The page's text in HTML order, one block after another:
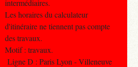
intermédiaires.
Les horaires du calculateur
d'itinéraire ne tiennent pas compte
des travaux.
Motif : travaux.
Ligne D : Paris Lyon - Villeneuve